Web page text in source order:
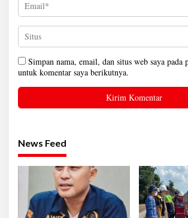
Simpan nama, email, dan situs web saya pada
untuk komentar saya berikutnya.
News Feed